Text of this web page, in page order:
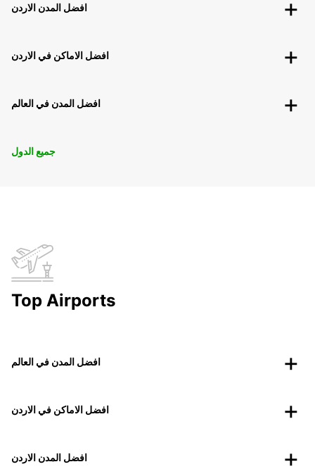
افضل المدن الاردن
افضل الاماكن في الاردن
افضل المدن في العالم
جميع الدول
Top Airports
افضل المدن في العالم
افضل الاماكن في الاردن
افضل المدن الاردن